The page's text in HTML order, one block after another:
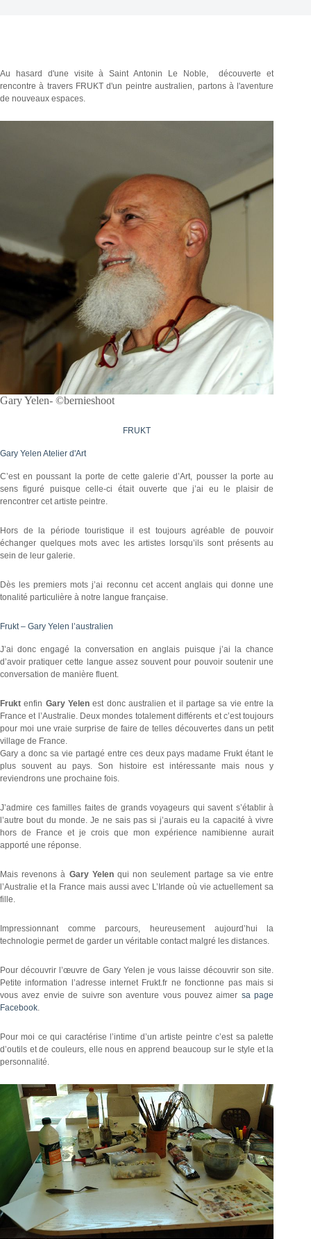
Au hasard d'une visite à Saint Antonin Le Noble, découverte et
rencontre à travers FRUKT d'un peintre australien, partons à l'aventure
de nouveaux espaces.
Gary Yelen- ©bernieshoot
FRUKT
Gary Yelen Atelier d'Art
C’est en poussant la porte de cette galerie d’Art, pousser la porte au
sens figuré puisque celle-ci était ouverte que j’ai eu le plaisir de
rencontrer cet artiste peintre.
Hors de la période touristique il est toujours agréable de pouvoir
échanger quelques mots avec les artistes lorsqu’ils sont présents au
sein de leur galerie.
Dès les premiers mots j’ai reconnu cet accent anglais qui donne une
tonalité particulière à notre langue française.
Frukt – Gary Yelen l’australien
J’ai donc engagé la conversation en anglais puisque j’ai la chance
d’avoir pratiquer cette langue assez souvent pour pouvoir soutenir une
conversation de manière fluent.
Frukt enfin Gary Yelenest donc australien et il partage sa vie entre la
France et l’Australie. Deux mondes totalement différents et c’est toujours
pour moi une vraie surprise de faire de telles découvertes dans un petit
village de France.
Gary a donc sa vie partagé entre ces deux pays madame Frukt étant le
plus souvent au pays. Son histoire est intéressante mais nous y
reviendrons une prochaine fois.
J’admire ces familles faites de grands voyageurs qui savent s’établir à
l’autre bout du monde. Je ne sais pas si j’aurais eu la capacité à vivre
hors de France et je crois que mon expérience namibienne aurait
apporté une réponse.
Mais revenons à Gary Yelenqui non seulement partage sa vie entre
l’Australie et la France mais aussi avec L’Irlande où vie actuellement sa
fille.
Impressionnant comme parcours, heureusement aujourd’hui la
technologie permet de garder un véritable contact malgré les distances.
Pour découvrir l’œuvre de Gary Yelen je vous laisse découvrir son site.
Petite information l’adresse internet Frukt.fr ne fonctionne pas mais si
vous avez envie de suivre son aventure vous pouvez aimer sa page
Facebook
Pour moi ce qui caractérise l’intime d’un artiste peintre c’est sa palette
d’outils et de couleurs, elle nous en apprend beaucoup sur le style et la
personnalité.